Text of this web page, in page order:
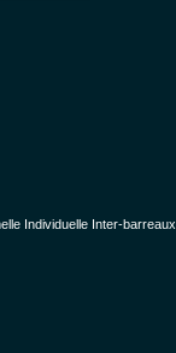
Individuelle Inter-barreaux